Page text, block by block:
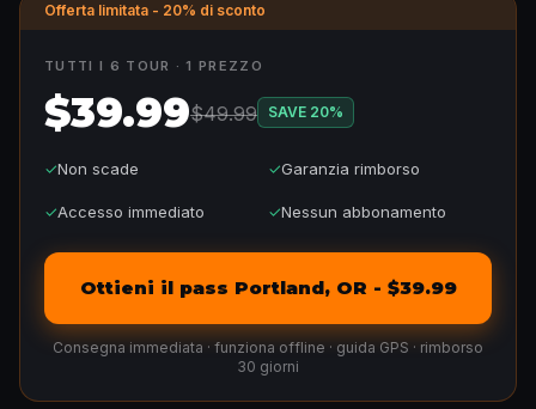
Offerta limitata - 20% di sconto
TUTTI I 6 TOUR · 1 PREZZO
$39.99$49.99 SAVE 20%
✓Non scade ✓Garanzia rimborso
✓Accesso immediato ✓Nessun abbonamento
Ottieni il pass Portland, OR - $39.99
Consegna immediata · funziona offline · guida GPS · rimborso
30 giorni